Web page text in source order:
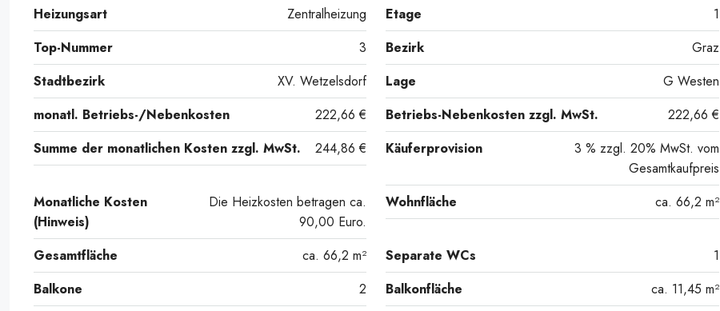
Heizungsart Zentralheizung Etage
1
Top-Nummer
3 Bezirk
Graz
Stadtbezirk
XV. Wetzelsdorf Lage
G Westen
monatl. Betriebs-/Nebenkosten
222,66 € Betriebs-Nebenkosten zzgl. MwSt.
222,66 €
Summe der monatlichen Kosten zzgl. MwSt.
244,86 € Käuferprovision
3 % zzgl. 20% MwSt. vom
Gesamtkaufpreis
Monatliche Kosten
(Hinweis)
Die Heizkosten betragen ca.
90,00 Euro.
Wohnfläche ca. 66,2 m²
Gesamtfläche ca. 66,2 m² Separate WCs
1
Balkone
2 Balkonfläche
ca. 11,45 m²